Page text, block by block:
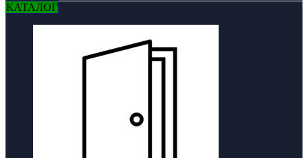
КАТАЛОГ